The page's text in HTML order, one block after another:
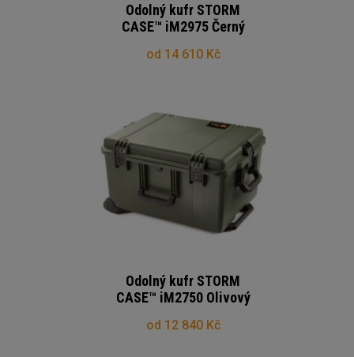
Odolný kufr STORM
CASE™ iM2975 Černý
od 14 610 Kč
Odolný kufr STORM
CASE™ iM2750 Olivový
od 12 840 Kč